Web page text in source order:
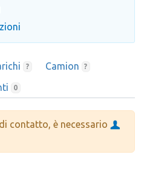
? Camion ?
0
contatto, è necessario